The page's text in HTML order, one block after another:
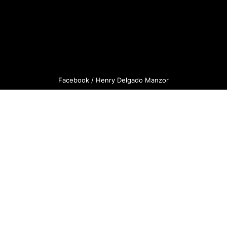
Facebook / Henry Delgado Manzor